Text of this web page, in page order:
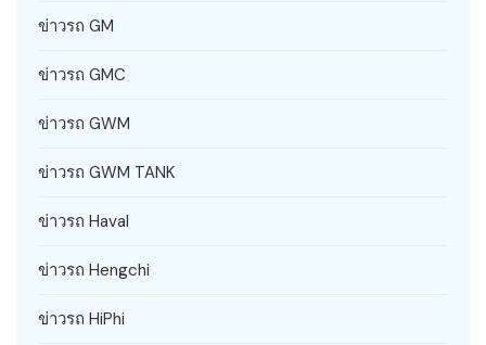
ข่าวรถ GM
ข่าวรถ GMC
ข่าวรถ GWM
ข่าวรถ GWM TANK
ข่าวรถ Haval
ข่าวรถ Hengchi
ข่าวรถ HiPhi